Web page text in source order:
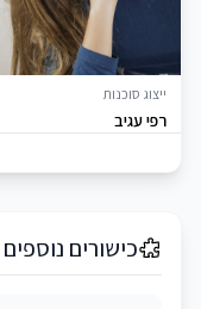
ייצוג סוכנות
רפי עגיב
כישורים נוספים